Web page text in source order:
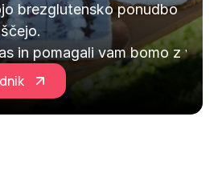
brezglutensko ponudbo
in pomagali vam bomo z